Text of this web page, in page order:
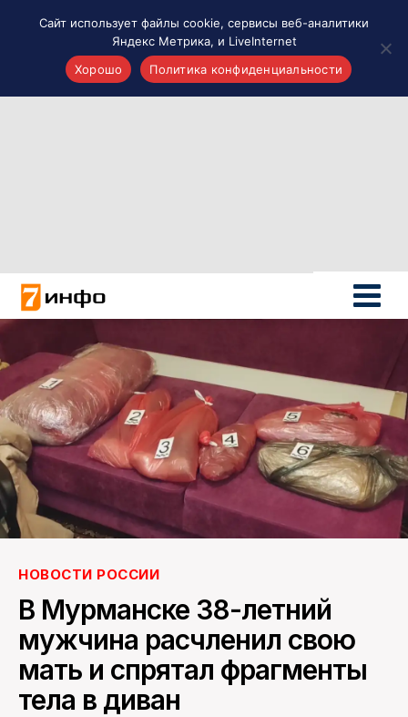
Новости России
Политика
Новости мира
Все материалы 7инфо
О НАС
ПОИСК ПО САЙТУ
НОВОСТИ РОССИИ
В Мурманске 38-летний
мужчина расчленил свою
мать и спрятал фрагменты
тела в диван
Сайт использует файлы cookie, сервисы веб-аналитики
Яндекс Метрика, и LiveInternet
Хорошо
Политика конфиденциальности